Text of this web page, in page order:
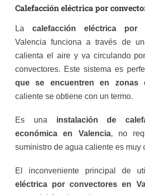
Calefacción eléctrica por
La calefacción eléctrica por
Valencia funciona a través de
calienta el aire y va circulando
convectores. Este sistema es
que se encuentren en zonas
caliente se obtiene con un termo.
Es una instalación de
económica en Valencia, no
suministro de agua caliente es muy
El inconveniente principal de
eléctrica por convectores en